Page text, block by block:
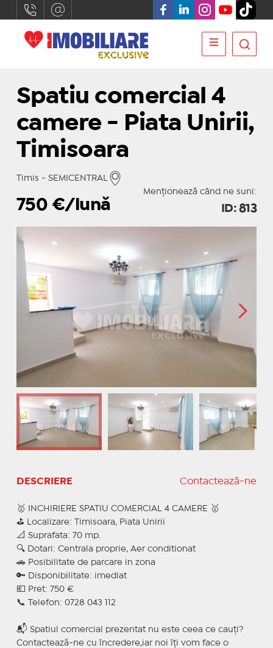
Spatiu comercial 4
camere - Piata Unirii,
Timisoara
Timis - SEMICENTRAL
Menționează când ne suni:
750 €/lună ID: 813
DESCRIERE Contactează-ne
🥇 INCHIRIERE SPATIU COMERCIAL 4 CAMERE 🥇
⛳ Localizare: Timisoara, Piata Unirii
📐 Suprafata: 70 mp.
🔍 Dotari: Centrala proprie, Aer conditionat
🚗 Posibilitate de parcare in zona
🔑 Disponibilitate: imediat
💶 Pret: 750 €
📞 Telefon: 0728 043 112
📬 Spatiul comercial prezentat nu este ceea ce cauți?
Contactează-ne cu încredere,iar noi îți vom face o